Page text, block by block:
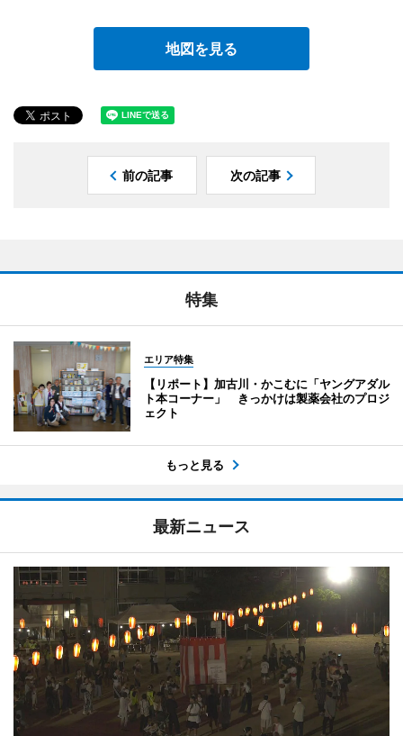
地図を見る
前の記事 次の記事
特集
エリア特集
【リポート】加古川・かこむに「ヤングアダル
ト本コーナー」 きっかけは製薬会社のプロジ
ェクト
もっと見る
最新ニュース